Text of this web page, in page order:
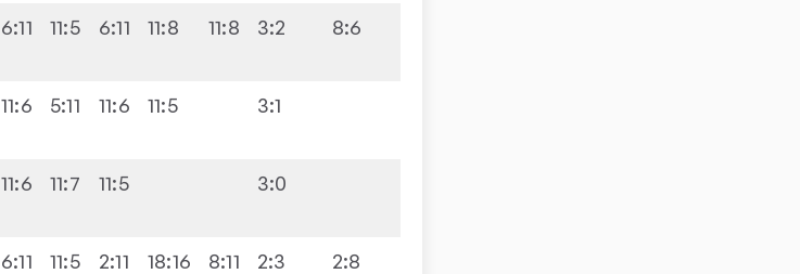
6:11 11:5 6:11 11:8 11:8 3:2 8:6
11:6 5:11 11:6 11:5 3:1
11:6 11:7 11:5 3:0
6:11 11:5 2:11 18:16 8:11 2:3 2:8